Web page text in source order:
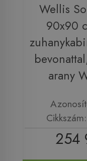
Wellis
90x90
arany
254